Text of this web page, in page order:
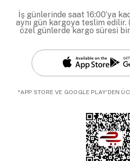
İş günlerinde saat 16:00’ya
aynı gün kargoya teslim edilir.
özel günlerde kargo süresi
*APP STORE VE GOOGLE PLAY'DEN